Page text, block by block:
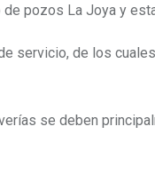
pozos La Joya y
servicio, de los
se deben